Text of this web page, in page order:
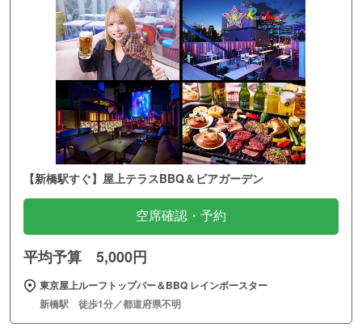
【新橋駅すぐ】屋上テラスBBQ＆ビアガーデン
空席確認・予約
平均予算 5,000円
東京屋上ルーフトップバー＆BBQ レインボースター
新橋駅 徒歩1分／都道府県不明